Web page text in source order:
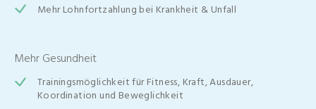
Mehr Lohnfortzahlung bei Krankheit & Unfall
Mehr Gesundheit
Trainingsmöglichkeit für Fitness, Kraft, Ausdauer,
Koordination und Beweglichkeit